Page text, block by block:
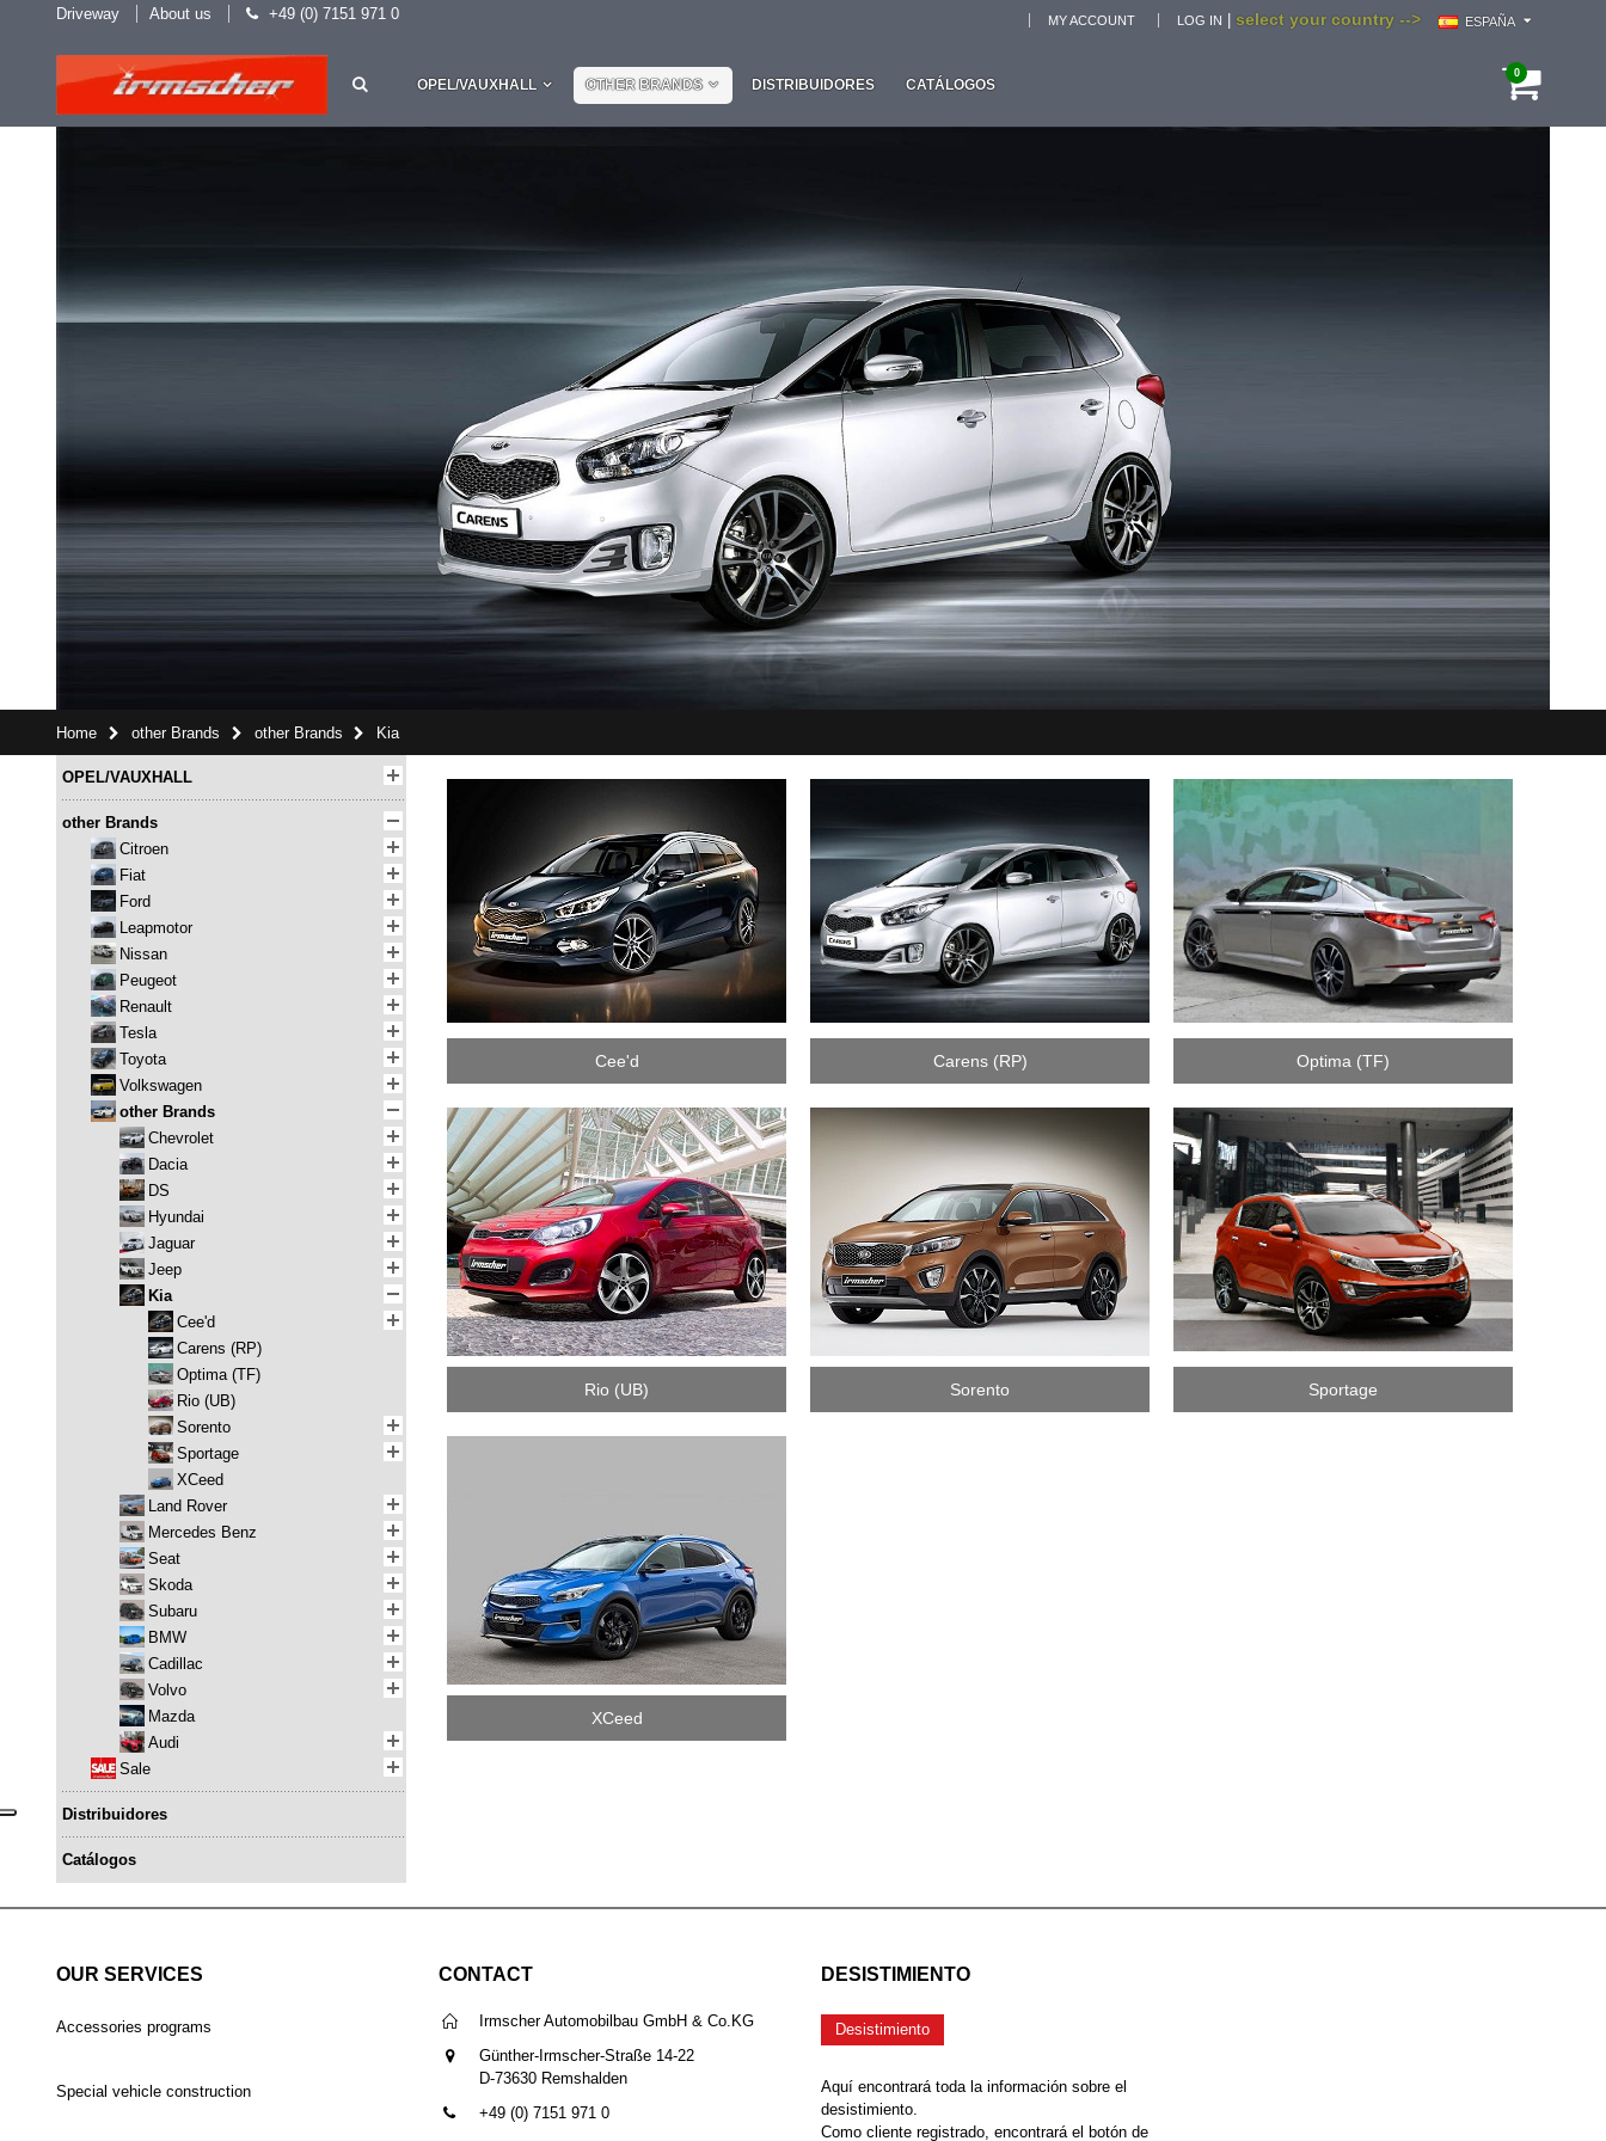
Driveway About us +49 (0) 7151 971 0 select your country --> ESPAÑA
MY ACCOUNT LOG IN
0
OPEL/VAUXHALL OTHER BRANDS DISTRIBUIDORES CATÁLOGOS
Home other Brands other Brands Kia
Cee'd Carens (RP) Optima (TF)
Rio (UB) Sorento Sportage
XCeed
OPEL/VAUXHALL
other Brands
Citroen
Fiat
Ford
Leapmotor
Nissan
Peugeot
Renault
Tesla
Toyota
Volkswagen
other Brands
Chevrolet
Dacia
DS
Hyundai
Jaguar
Jeep
Kia
Cee'd
Carens (RP)
Optima (TF)
Rio (UB)
Sorento
Sportage
XCeed
Land Rover
Mercedes Benz
Seat
Skoda
Subaru
BMW
Cadillac
Volvo
Mazda
Audi
Sale
Distribuidores
Catálogos
OUR SERVICES
Accessories programs
Special vehicle construction
CONTACT
Irmscher Automobilbau GmbH & Co.KG
Günther-Irmscher-Straße 14-22
D-73630 Remshalden
+49 (0) 7151 971 0
DESISTIMIENTO
Desistimiento
Aquí encontrará toda la información sobre el
desistimiento.
Como cliente registrado, encontrará el botón de